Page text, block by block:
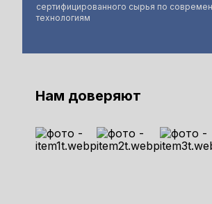
сертифицированного сырья по
технологиям
Нам доверяют